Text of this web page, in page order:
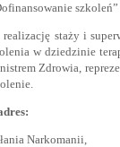
staży i
w dziedzinie
Zdrowia,
Narkomanii,